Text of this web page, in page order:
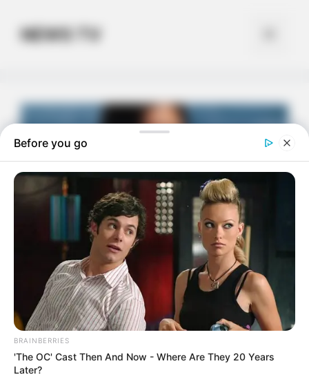
contentNEWS TV
Before you go
BRAINBERRIES
'The OC' Cast Then And Now - Where Are They 20 Years
Later?